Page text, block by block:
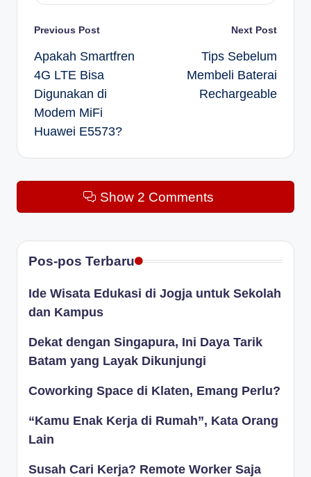
Post
navigation
Previous Post
Apakah Smartfren
4G LTE Bisa
Digunakan di
Modem MiFi
Huawei E5573?
Next Post
Tips Sebelum
Membeli Baterai
Rechargeable
Show 2 Comments
Pos-pos Terbaru
Ide Wisata Edukasi di Jogja untuk Sekolah
dan Kampus
Dekat dengan Singapura, Ini Daya Tarik
Batam yang Layak Dikunjungi
Coworking Space di Klaten, Emang Perlu?
“Kamu Enak Kerja di Rumah”, Kata Orang
Lain
Susah Cari Kerja? Remote Worker Saja